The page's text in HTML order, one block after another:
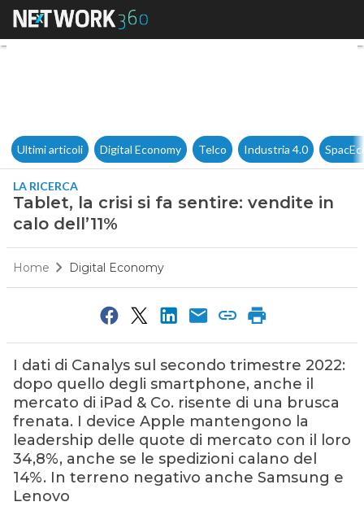
Tablet, la crisi si fa sentire:
Ultimi articoli Digital Economy Telco Industria 4.0
LA RICERCA
Tablet, la crisi si fa sentire: vendite in
calo dell’11%
Home Digital Economy
I dati di Canalys sul secondo trimestre 2022:
dopo quello degli smartphone, anche il
mercato di iPad & Co. risente di una brusca
frenata. I device Apple mantengono la
leadership delle quote di mercato con il loro
34,8%, anche se le spedizioni calano del
14%. In terreno negativo anche Samsung e
Lenovo